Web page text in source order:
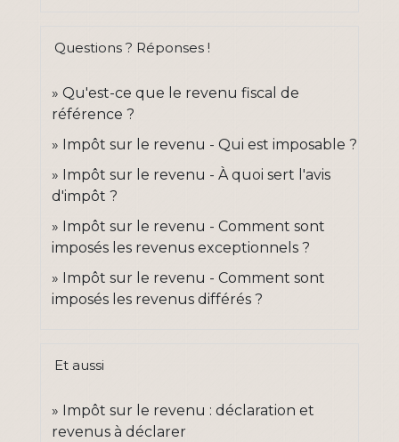
Questions ? Réponses !
Qu'est-ce que le revenu fiscal de
référence ?
Impôt sur le revenu - Qui est imposable ?
Impôt sur le revenu - À quoi sert l'avis
d'impôt ?
Impôt sur le revenu - Comment sont
imposés les revenus exceptionnels ?
Impôt sur le revenu - Comment sont
imposés les revenus différés ?
Et aussi
Impôt sur le revenu : déclaration et
revenus à déclarer